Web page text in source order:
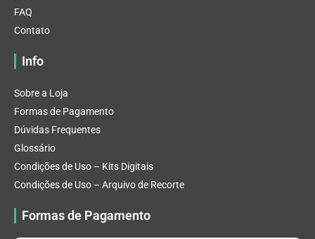
FAQ
Contato
Info
Sobre a Loja
Formas de Pagamento
Dúvidas Frequentes
Glossário
Condições de Uso – Kits Digitais
Condições de Uso – Arquivo de Recorte
Formas de Pagamento